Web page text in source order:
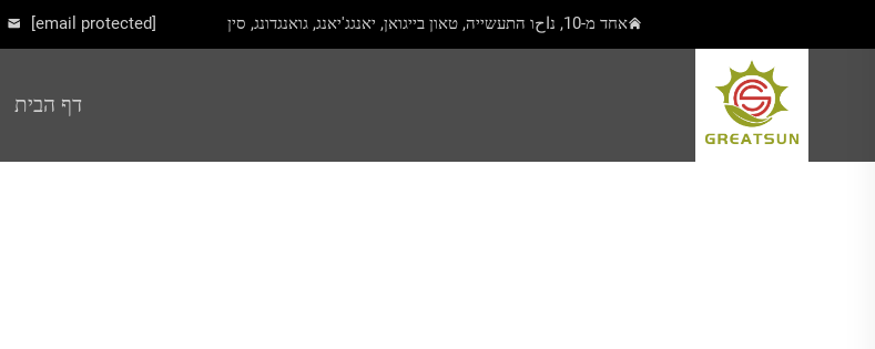
אחד מ-10, נاحו התעשייה, טאון בייגואן, יאנגג'יאנג, גואנגדונג, סין [email protected]
דף הבית